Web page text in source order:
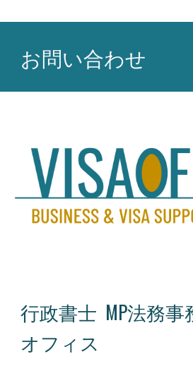
お問い合わせ
行政書士 MP法務
オフィス